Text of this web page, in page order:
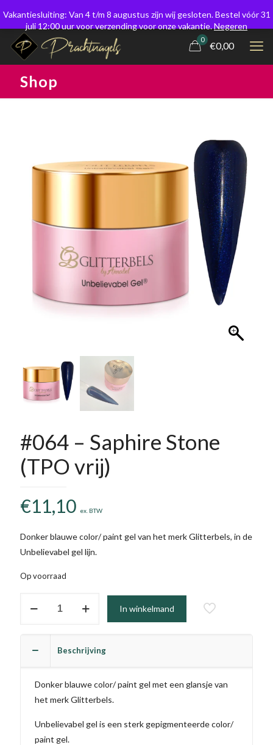
0
€0,00
Shop
#064 – Saphire Stone
(TPO vrij)
€11,10 ex. BTW
Donker blauwe color/ paint gel van het merk Glitterbels, in de
Unbelievabel gel lijn.
Op voorraad
In winkelmand
Beschrijving
Donker blauwe color/ paint gel met een glansje van
het merk Glitterbels.
Unbelievabel gel is een sterk gepigmenteerde color/
paint gel.
Vakantiesluiting: Van 4 t/m 8 augustus zijn wij gesloten. Bestel vóór 31
juli 12:00 uur voor verzending voor onze vakantie.Negeren